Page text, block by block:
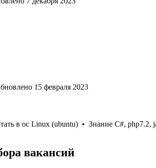
15 февраля 2023
в ос Linux (ubuntu) • Знание C#, php7.2,
вакансий